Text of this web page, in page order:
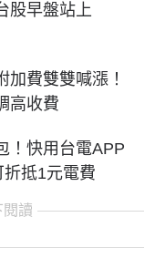
股早盤站上
加費雙雙喊漲！
高收費
！快用台電APP
抵1元電費
閱讀